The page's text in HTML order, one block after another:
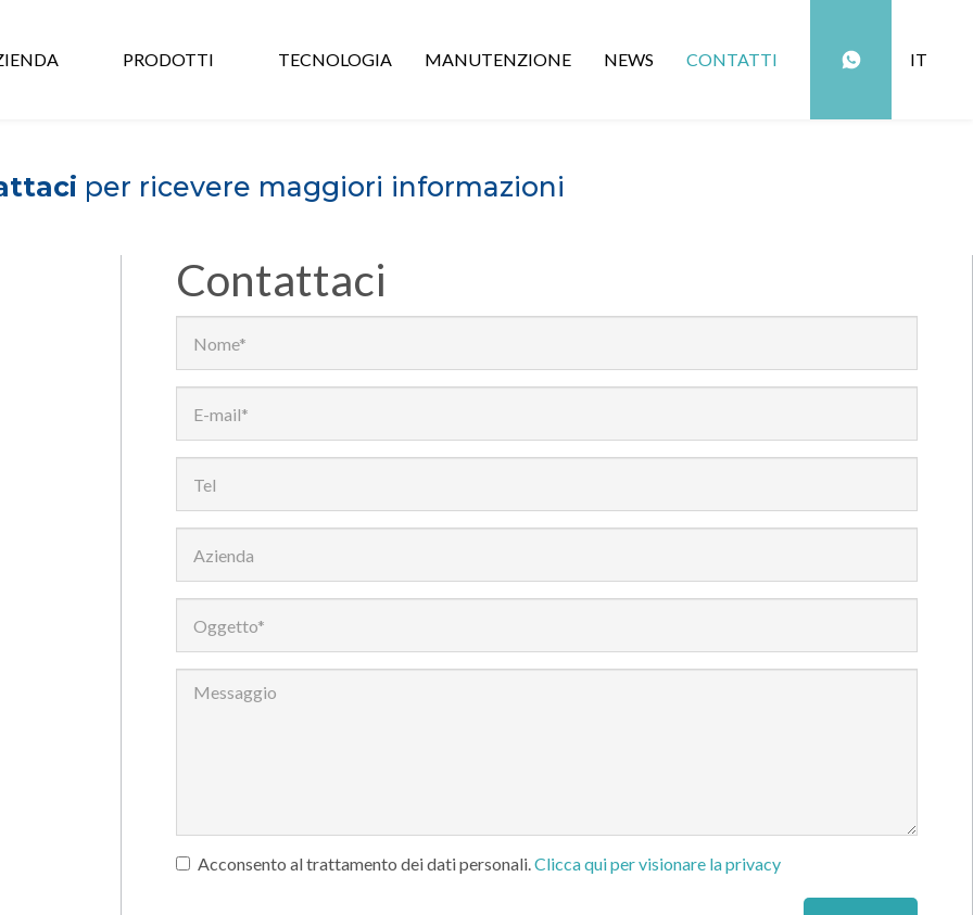
PRODOTTI TECNOLOGIA MANUTENZIONE NEWS CONTATTI IT
per ricevere maggiori informazioni
Contattaci
Acconsento al trattamento dei dati personali.Clicca qui per visionare la privacy